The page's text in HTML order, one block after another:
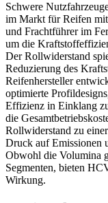
Schwere
im Markt für Reifen
und Frachtführer im
um die
Der Rollwiderstand
Reduzierung des
Reifenhersteller
optimierte
Effizienz in Einklang
die
Rollwiderstand zu
Druck auf Emissionen
Obwohl die Volumina
Segmenten, bieten
Wirkung.